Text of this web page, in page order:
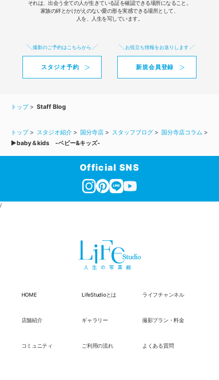
それは、出会う全ての人が生きている証を確認できる場所になること。
家族の絆とかけがえのない愛の形を実感できる場所として、
人を、人生を写しています。
撮影のご予約はこちらから
スタジオ予約
お役立ち情報をお送りします
新規会員登録
トップ Staff Blog
トップ スタジオ紹介 国分寺店 スタッフブログ
国分寺店コラム
▶baby＆kids -ベビー&キッズ-
Official SNS
/
HOME LifeStudioとは ライフチャンネル
店舗紹介 ギャラリー 撮影プラン・料金
コミュニティ ご利用の流れ よくある質問